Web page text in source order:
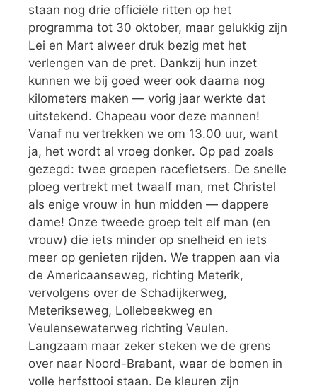
staan nog drie officiële ritten op het
programma tot 30 oktober, maar gelukkig zijn
Lei en Mart alweer druk bezig met het
verlengen van de pret. Dankzij hun inzet
kunnen we bij goed weer ook daarna nog
kilometers maken — vorig jaar werkte dat
uitstekend. Chapeau voor deze mannen!
Vanaf nu vertrekken we om 13.00 uur, want
ja, het wordt al vroeg donker. Op pad zoals
gezegd: twee groepen racefietsers. De snelle
ploeg vertrekt met twaalf man, met Christel
als enige vrouw in hun midden — dappere
dame! Onze tweede groep telt elf man (en
vrouw) die iets minder op snelheid en iets
meer op genieten rijden. We trappen aan via
de Americaanseweg, richting Meterik,
vervolgens over de Schadijkerweg,
Meterikseweg, Lollebeekweg en
Veulensewaterweg richting Veulen.
Langzaam maar zeker steken we de grens
over naar Noord-Brabant, waar de bomen in
volle herfsttooi staan. De kleuren zijn